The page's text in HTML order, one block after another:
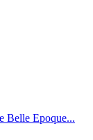
Belle Epoque...